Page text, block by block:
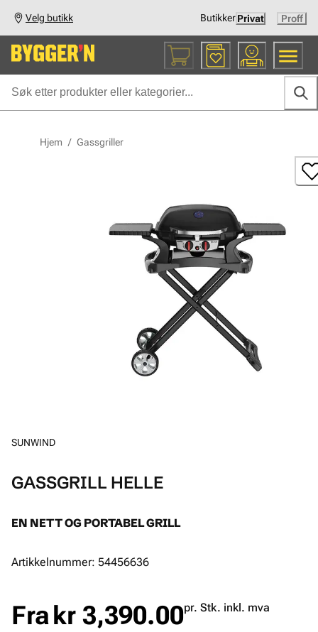
Velg butikk ButikkerPrivat Proff
Hjem / Gassgriller
SUNWIND
GASSGRILL HELLE
EN NETT OG PORTABEL GRILL
Artikkelnummer: 54456636
Frakr 3,390.00pr. Stk. inkl. mva